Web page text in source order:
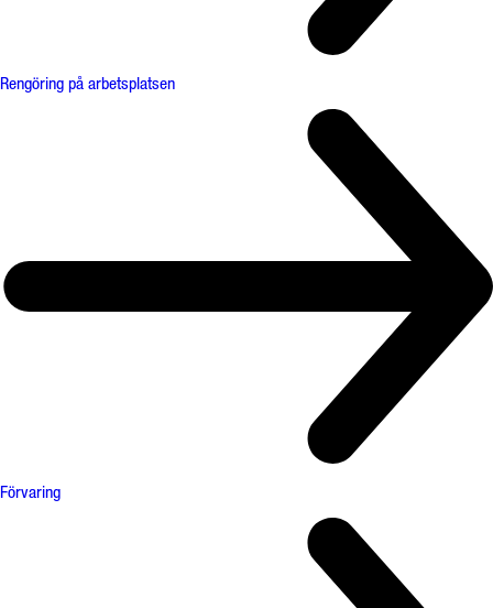
Rengöring på arbetsplatsen
Förvaring